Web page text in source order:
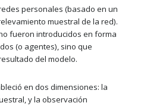
personales (basado en un
muestral de la red).
fueron introducidos en forma
(o agentes), sino que
del modelo.
en dos dimensiones: la
y la observación